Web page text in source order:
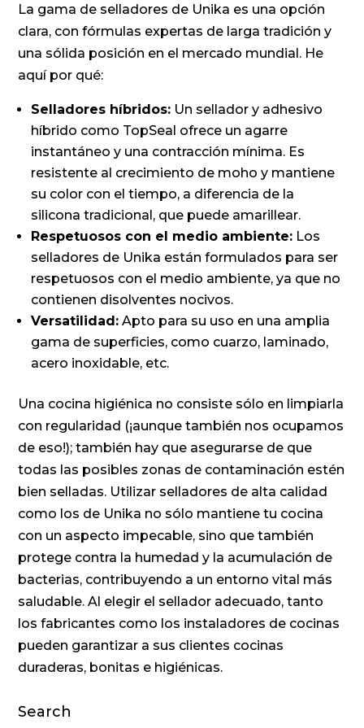
La gama de selladores de Unika es una opción
clara, con fórmulas expertas de larga tradición y
una sólida posición en el mercado mundial. He
aquí por qué:
Selladores híbridos: Un sellador y adhesivo
híbrido como TopSeal ofrece un agarre
instantáneo y una contracción mínima. Es
resistente al crecimiento de moho y mantiene
su color con el tiempo, a diferencia de la
silicona tradicional, que puede amarillear.
Respetuosos con el medio ambiente: Los
selladores de Unika están formulados para ser
respetuosos con el medio ambiente, ya que no
contienen disolventes nocivos.
Versatilidad: Apto para su uso en una amplia
gama de superficies, como cuarzo, laminado,
acero inoxidable, etc.
Una cocina higiénica no consiste sólo en limpiarla
con regularidad (¡aunque también nos ocupamos
de eso!); también hay que asegurarse de que
todas las posibles zonas de contaminación estén
bien selladas. Utilizar selladores de alta calidad
como los de Unika no sólo mantiene tu cocina
con un aspecto impecable, sino que también
protege contra la humedad y la acumulación de
bacterias, contribuyendo a un entorno vital más
saludable. Al elegir el sellador adecuado, tanto
los fabricantes como los instaladores de cocinas
pueden garantizar a sus clientes cocinas
duraderas, bonitas e higiénicas.
Search